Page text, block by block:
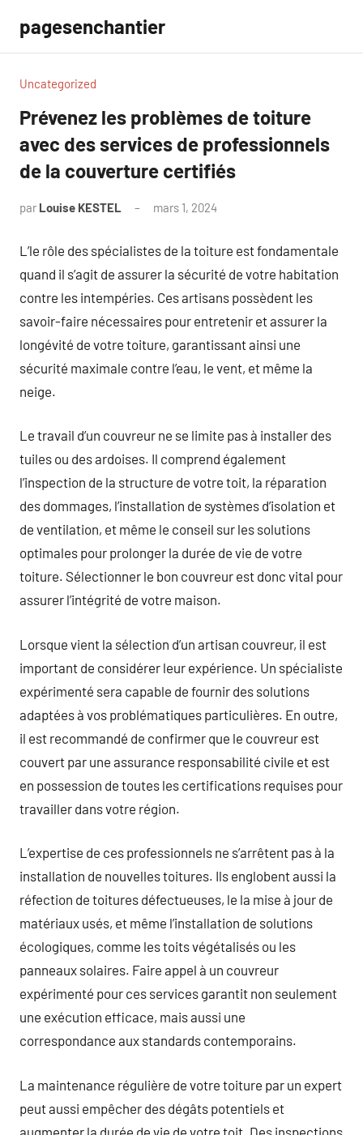
contenu
pagesenchantier
Uncategorized
Prévenez les problèmes de toiture
avec des services de professionnels
de la couverture certifiés
par Louise KESTEL mars 1, 2024
L’le rôle des spécialistes de la toiture est fondamentale
quand il s’agit de assurer la sécurité de votre habitation
contre les intempéries. Ces artisans possèdent les
savoir-faire nécessaires pour entretenir et assurer la
longévité de votre toiture, garantissant ainsi une
sécurité maximale contre l’eau, le vent, et même la
neige.
Le travail d’un couvreur ne se limite pas à installer des
tuiles ou des ardoises. Il comprend également
l’inspection de la structure de votre toit, la réparation
des dommages, l’installation de systèmes d’isolation et
de ventilation, et même le conseil sur les solutions
optimales pour prolonger la durée de vie de votre
toiture. Sélectionner le bon couvreur est donc vital pour
assurer l’intégrité de votre maison.
Lorsque vient la sélection d’un artisan couvreur, il est
important de considérer leur expérience. Un spécialiste
expérimenté sera capable de fournir des solutions
adaptées à vos problématiques particulières. En outre,
il est recommandé de confirmer que le couvreur est
couvert par une assurance responsabilité civile et est
en possession de toutes les certifications requises pour
travailler dans votre région.
L’expertise de ces professionnels ne s’arrêtent pas à la
installation de nouvelles toitures. Ils englobent aussi la
réfection de toitures défectueuses, le la mise à jour de
matériaux usés, et même l’installation de solutions
écologiques, comme les toits végétalisés ou les
panneaux solaires. Faire appel à un couvreur
expérimenté pour ces services garantit non seulement
une exécution efficace, mais aussi une
correspondance aux standards contemporains.
La maintenance régulière de votre toiture par un expert
peut aussi empêcher des dégâts potentiels et
augmenter la durée de vie de votre toit. Des inspections